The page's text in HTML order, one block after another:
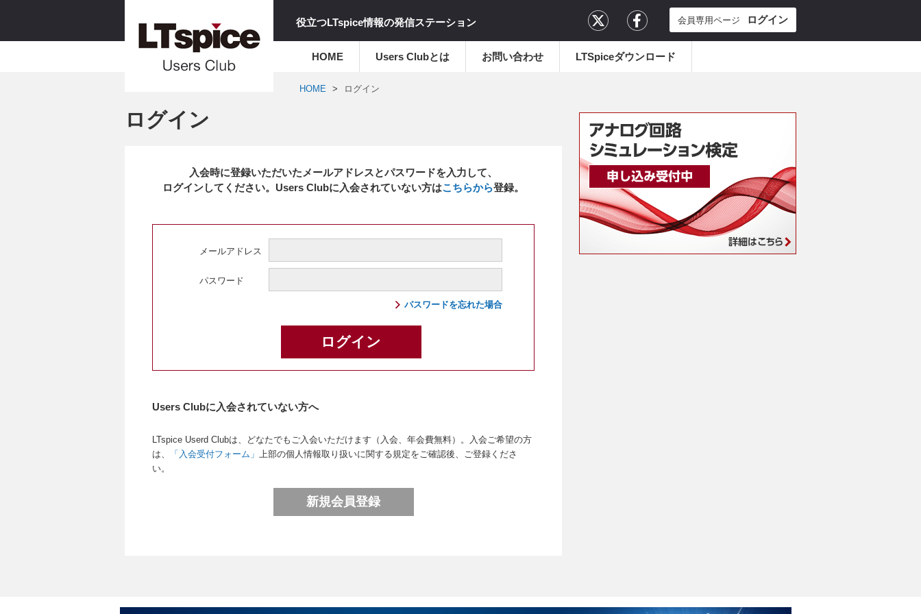
役立つLTspice情報の発信ステーション 会員専用ページ ログイン
HOME Users Clubとは お問い合わせ LTSpiceダウンロード
HOME ログイン
ログイン
入会時に登録いただいたメールアドレスとパスワードを入力して、
ログインしてください。Users Clubに入会されていない方はこちらから登録。
メールアドレス
パスワード
パスワードを忘れた場合
Users Clubに入会されていない方へ
LTspice Userd Clubは、どなたでもご入会いただけます（入会、年会費無料）。入会ご希望の方
は、
「入会受付フォーム」 上部の個人情報取り扱いに関する規定をご確認後、ご登録くださ
い。
新規会員登録